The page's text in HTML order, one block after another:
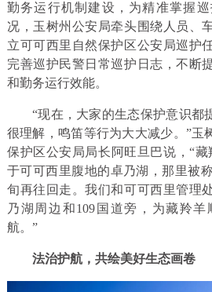
勤务运行机制建设，为精准掌握
况，玉树州公安局牵头围绕人员、
立可可西里自然保护区公安局巡护
完善巡护民警日常巡护日志，不断
和勤务运行效能。
“现在，大家的生态保护意识都
很理解，鸣笛等行为大大减少。”玉
保护区公安局局长阿旺旦巴说，“
于可可西里腹地的卓乃湖，那里被
旬再往回走。我们和可可西里管理
乃湖周边和109国道旁，为藏羚
航。”
法治护航，共绘美好生态画卷